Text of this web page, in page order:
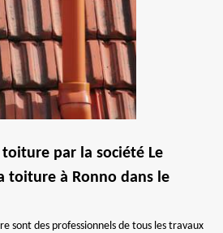
par la société Le
toiture à Ronno dans le
sont des professionnels de tous les travaux